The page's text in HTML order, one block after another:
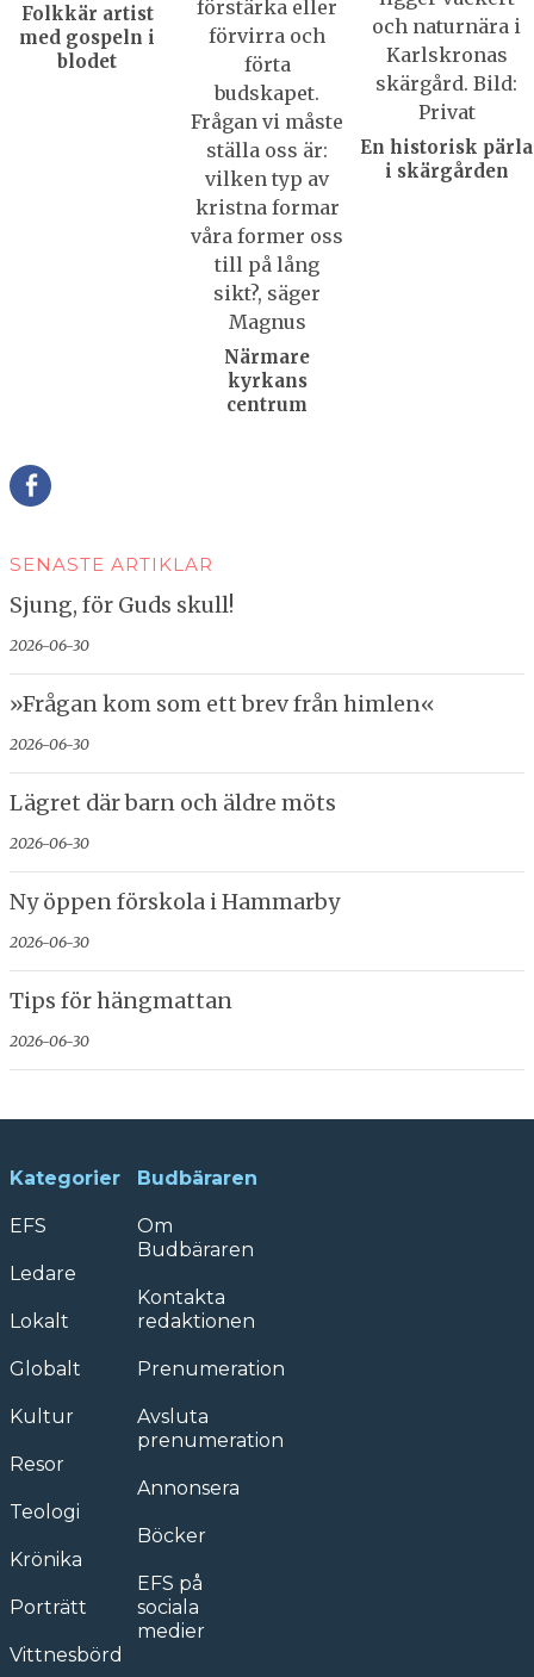
Folkkär artist
med gospeln i
blodet
Närmare
kyrkans
centrum
En historisk pärla
i skärgården
SENASTE ARTIKLAR
Sjung, för Guds skull!
2026-06-30
»Frågan kom som ett brev från himlen«
2026-06-30
Lägret där barn och äldre möts
2026-06-30
Ny öppen förskola i Hammarby
2026-06-30
Tips för hängmattan
2026-06-30
Kategorier
EFS
Ledare
Lokalt
Globalt
Kultur
Resor
Teologi
Krönika
Porträtt
Vittnesbörd
Budbäraren
Om
Budbäraren
Kontakta
redaktionen
Prenumeration
Avsluta
prenumeration
Annonsera
Böcker
EFS på
sociala
medier